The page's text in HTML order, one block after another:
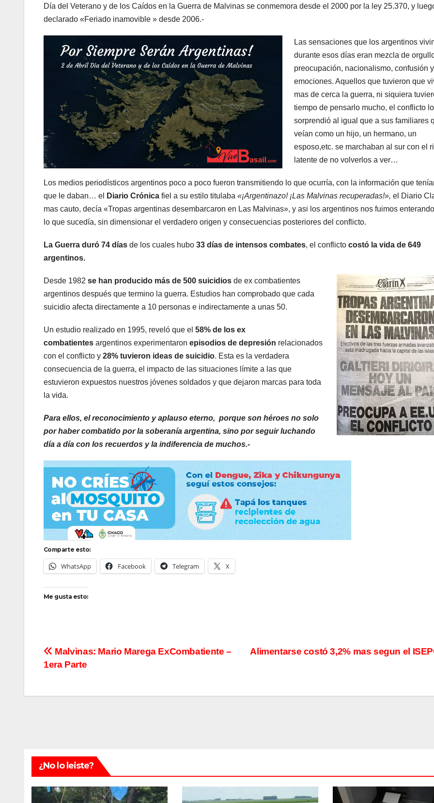
Día del Veterano y de los Caídos en la Guerra de Malvinas se conmemora desde el 2000 por la ley 25.370, y
declarado «Feriado inamovible » desde 2006.-
Las sensaciones que los argentinos
durante esos días eran mezcla de
preocupación, nacionalismo, confusión
emociones. Aquellos que tuvieron que
mas de cerca la guerra, ni siquiera
tiempo de pensarlo mucho, el conflicto
sorprendió al igual que a sus familiares
veían como un hijo, un hermano, un
esposo,etc. se marchaban al sur con el
latente de no volverlos a ver…
Los medios periodísticos argentinos poco a poco fueron transmitiendo lo que ocurría, con la información que
que le daban… el
Diario Crónica fiel a su estilo titulaba «¡Argentinazo! ¡Las Malvinas recuperadas!», el Diario
mas cauto, decía «Tropas argentinas desembarcaron en Las Malvinas», y asi los argentinos nos fuimos
lo que sucedía, sin dimensionar el verdadero origen y consecuencias posteriores del conflicto.
La Guerra duró 74 días de los cuales hubo 33 días de intensos combates, el conflicto costó la vida de 649
argentinos.
Desde 1982 se han producido más de 500 suicidios de ex combatientes
argentinos después que termino la guerra. Estudios han comprobado que cada
suicidio afecta directamente a 10 personas e indirectamente a unas 50.
Un estudio realizado en 1995, reveló que el 58% de los ex
combatientes argentinos experimentaron episodios de depresión relacionados
con el conflicto y 28% tuvieron ideas de suicidio. Esta es la verdadera
consecuencia de la guerra, el impacto de las situaciones límite a las que
estuvieron expuestos nuestros jóvenes soldados y que dejaron marcas para toda
la vida.
Para ellos, el reconocimiento y aplauso eterno, porque son héroes no solo
por haber combatido por la soberanía argentina, sino por seguir luchando
día a día con los recuerdos y la indiferencia de muchos.-
Comparte esto:
WhatsApp Facebook Telegram X
Me gusta esto:
Navegación
entradas
Alimentarse costó 3,2% mas segun el
Malvinas: Mario Marega ExCombatiente –
1era Parte
¿No lo leiste?